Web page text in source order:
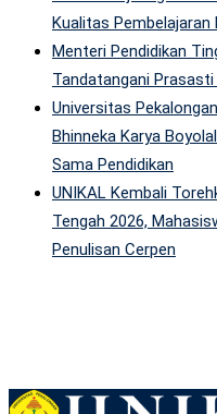
Kualitas
Menteri Pendidikan
Tandatangani
Universitas
Bhinneka Karya
Sama Pendidikan
UNIKAL Kembali
Tengah 2026,
Penulisan Cerpen